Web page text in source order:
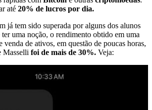
até 20% de lucros por dia.
já tem sido superada por alguns dos alunos
uma noção, o rendimento obtido em uma
venda de ativos, em questão de poucas horas,
Masselli foi de mais de 30%. Veja: